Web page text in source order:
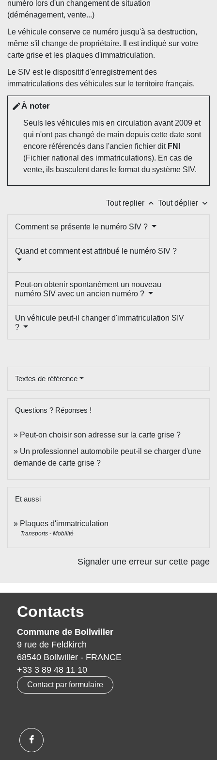
numéro lors d'un changement de situation
(déménagement, vente...)
Le véhicule conserve ce numéro jusqu'à sa destruction,
même s'il change de propriétaire. Il est indiqué sur votre
carte grise et les plaques d'immatriculation.
Le SIV est le dispositif d'enregistrement des
immatriculations des véhicules sur le territoire français.
editÀ noter
Seuls les véhicules mis en circulation avant 2009 et
qui n'ont pas changé de main depuis cette date sont
encore référencés dans l'ancien fichier dit FNI
(Fichier national des immatriculations). En cas de
vente, ils basculent dans le format du système SIV.
Tout replier keyboard_arrow_up Tout déplier keyboard_arrow_down
Comment se présente le numéro SIV ?
Quand et comment est attribué le numéro SIV ?
Peut-on obtenir spontanément un nouveau
numéro SIV avec un ancien numéro ?
Un véhicule peut-il changer d'immatriculation SIV
?
Textes de référence
Questions ? Réponses !
Peut-on choisir son adresse sur la carte grise ?
Un professionnel automobile peut-il se charger d'une
demande de carte grise ?
Et aussi
Plaques d'immatriculation
Transports - Mobilité
Signaler une erreur sur cette page
Contacts
Commune de Bollwiller
9 rue de Feldkirch
68540 Bollwiller - FRANCE
+33 3 89 48 11 10
Contact par formulaire